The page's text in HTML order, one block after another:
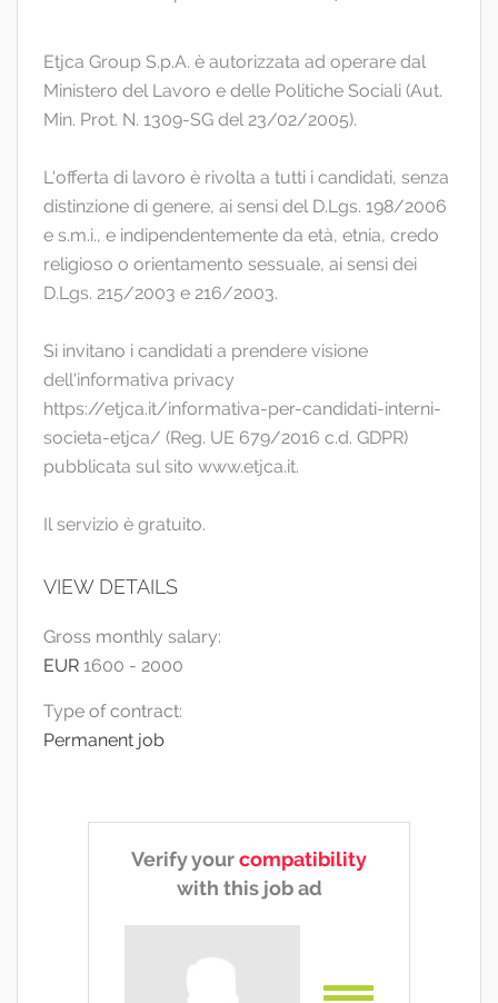
Etjca Group S.p.A. è autorizzata ad operare dal
Ministero del Lavoro e delle Politiche Sociali (Aut.
Min. Prot. N. 1309-SG del 23/02/2005).
L'offerta di lavoro è rivolta a tutti i candidati, senza
distinzione di genere, ai sensi del D.Lgs. 198/2006
e s.m.i., e indipendentemente da età, etnia, credo
religioso o orientamento sessuale, ai sensi dei
D.Lgs. 215/2003 e 216/2003.
Si invitano i candidati a prendere visione
dell'informativa privacy
https://etjca.it/informativa-per-candidati-interni-
societa-etjca/ (Reg. UE 679/2016 c.d. GDPR)
pubblicata sul sito www.etjca.it.
Il servizio è gratuito.
VIEW DETAILS
Gross monthly salary:
EUR 1600 - 2000
Type of contract:
Permanent job
Verify yourcompatibility
with this job ad